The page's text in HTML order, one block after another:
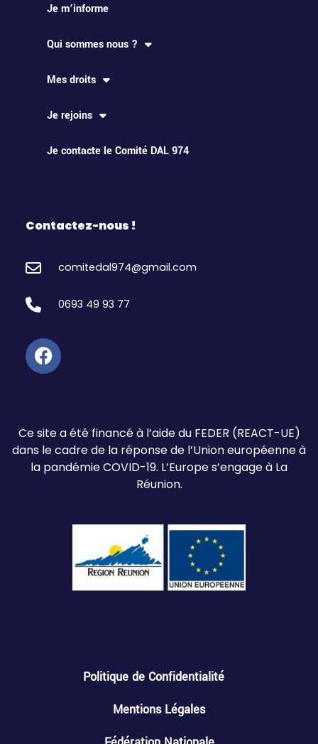
Je m’informe
Qui sommes nous ?
Mes droits
Je rejoins
Je contacte le Comité DAL 974
Contactez-nous !
comitedal974@gmail.com
0693 49 93 77
Ce site a été financé à l’aide du FEDER (REACT-UE)
dans le cadre de la réponse de l’Union européenne à
la pandémie COVID-19. L’Europe s’engage à La
Réunion.
Politique de Confidentialité
Mentions Légales